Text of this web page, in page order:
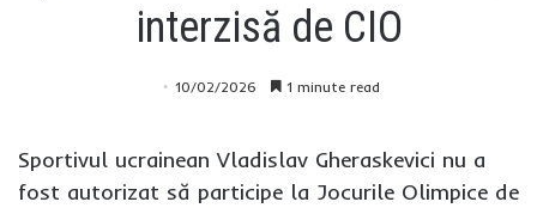
interzisă de CIO
10/02/2026 1 minute read
Sportivul ucrainean Vladislav Gheraskevici nu a
fost autorizat să participe la Jocurile Olimpice de